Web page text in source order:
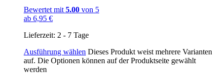
Bewertet mit 5.00 von 5
ab 6,95 €
Lieferzeit: 2 - 7 Tage
Ausführung wählen Dieses Produkt weist mehrere Varianten
auf. Die Optionen können auf der Produktseite gewählt
werden